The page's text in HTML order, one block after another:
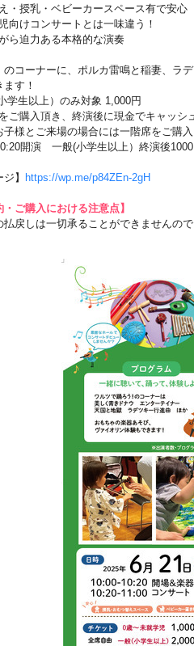
・授乳・ベビーカースペース有で安心
向けコンサートとは一味違う！
ら迫力ある本格的な演奏
のコーナーに、ポルカ雷鳴と稲妻、ラ
す！
学生以上）のみ対象 1,000円
ご購入頂き、終演後に現金でキャッ
子様とご来場の場合には一階席をご購
開演 一般(小学生以上）終演後
】 https://wp.me/p84ZEn-2gH
・ご購入における注意点】
戻しは一切承ることができませんので